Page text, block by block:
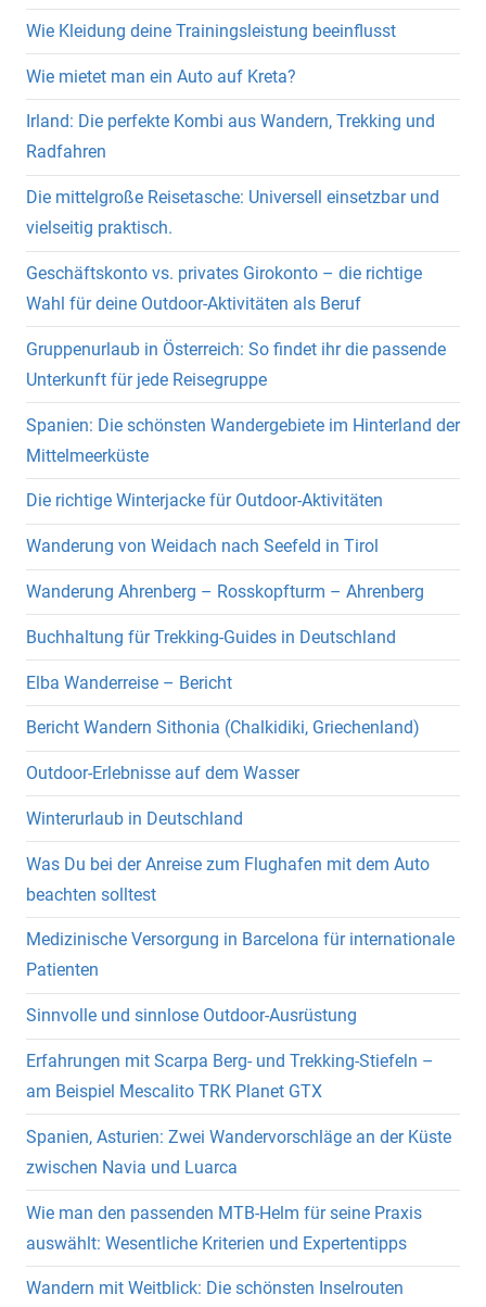
Wie Kleidung deine Trainingsleistung beeinflusst
Wie mietet man ein Auto auf Kreta?
Irland: Die perfekte Kombi aus Wandern, Trekking und
Radfahren
Die mittelgroße Reisetasche: Universell einsetzbar und
vielseitig praktisch.
Geschäftskonto vs. privates Girokonto – die richtige
Wahl für deine Outdoor-Aktivitäten als Beruf
Gruppenurlaub in Österreich: So findet ihr die passende
Unterkunft für jede Reisegruppe
Spanien: Die schönsten Wandergebiete im Hinterland der
Mittelmeerküste
Die richtige Winterjacke für Outdoor-Aktivitäten
Wanderung von Weidach nach Seefeld in Tirol
Wanderung Ahrenberg – Rosskopfturm – Ahrenberg
Buchhaltung für Trekking-Guides in Deutschland
Elba Wanderreise – Bericht
Bericht Wandern Sithonia (Chalkidiki, Griechenland)
Outdoor-Erlebnisse auf dem Wasser
Winterurlaub in Deutschland
Was Du bei der Anreise zum Flughafen mit dem Auto
beachten solltest
Medizinische Versorgung in Barcelona für internationale
Patienten
Sinnvolle und sinnlose Outdoor-Ausrüstung
Erfahrungen mit Scarpa Berg- und Trekking-Stiefeln –
am Beispiel Mescalito TRK Planet GTX
Spanien, Asturien: Zwei Wandervorschläge an der Küste
zwischen Navia und Luarca
Wie man den passenden MTB-Helm für seine Praxis
auswählt: Wesentliche Kriterien und Expertentipps
Wandern mit Weitblick: Die schönsten Inselrouten